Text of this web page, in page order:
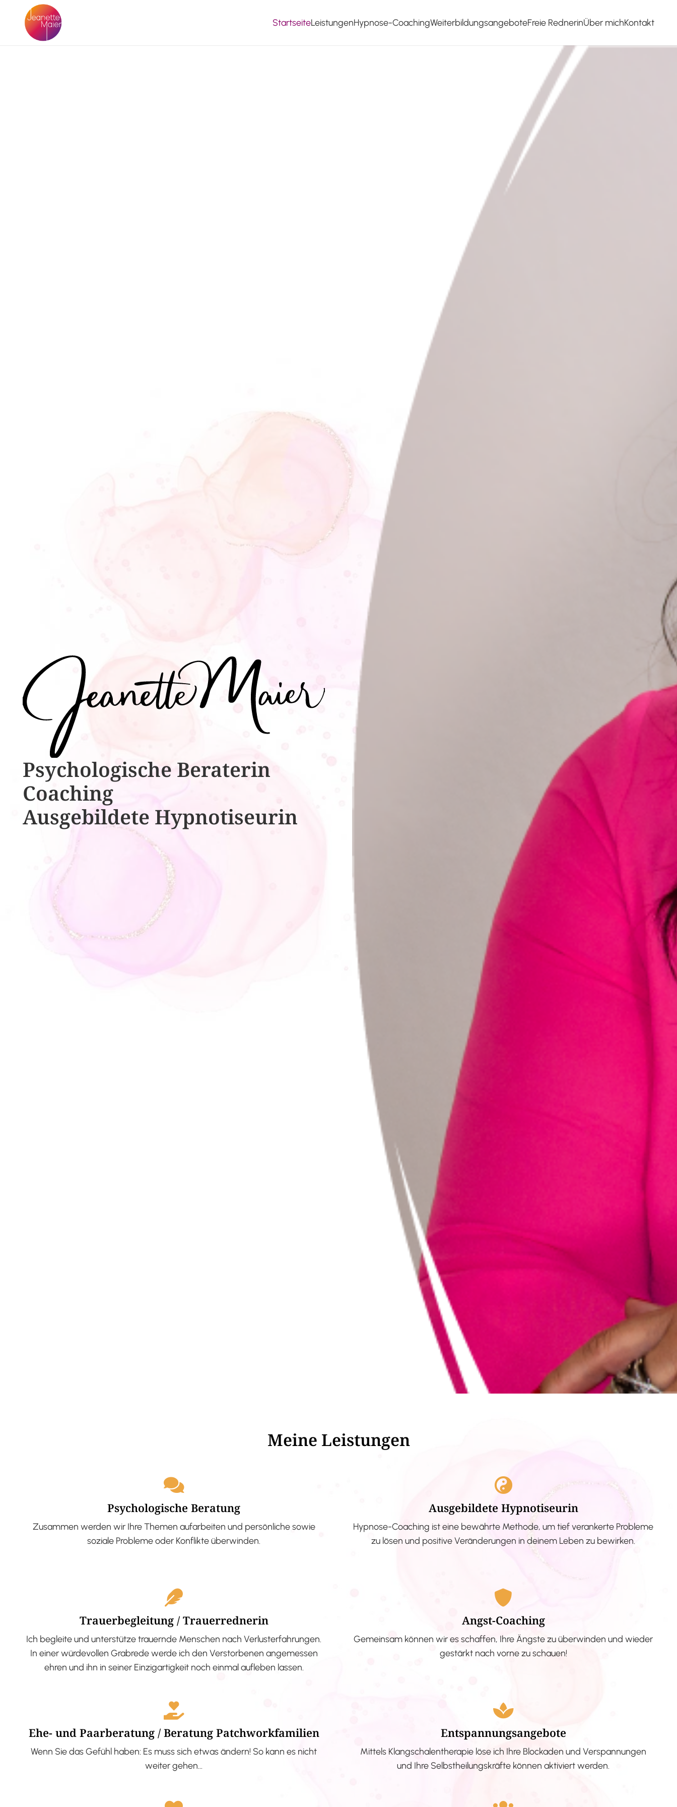
StartseiteLeistungenHypnose-CoachingWeiterbildungsangeboteFreie RednerinÜber michKontakt
Psychologische ​​Beraterin
Coaching
Ausgebildete​ ​Hypnotiseurin
Meine Leistungen
Psychologische Beratung
Zusammen werden wir Ihre Themen aufarbeiten und persönliche sowie
soziale Probleme oder Konflikte überwinden.
Ausgebildete Hypnotiseurin
Hypnose-Coaching ist eine bewährte Methode, um tief verankerte Probleme
zu lösen und positive Veränderungen in deinem Leben zu bewirken.
Trauerbegleitung / Trauerrednerin
Ich begleite und unterstütze trauernde Menschen nach Verlusterfahrungen.
In einer würdevollen Grabrede werde ich den Verstorbenen angemessen
ehren und ihn in seiner Einzigartigkeit noch einmal aufleben lassen.
Angst-Coaching
Gemeinsam können wir es schaffen, Ihre Ängste zu überwinden und wieder
gestärkt nach vorne zu schauen!
Ehe- und Paarberatung / Beratung Patchworkfamilien
Wenn Sie das Gefühl haben: Es muss sich etwas ändern! So kann es nicht
weiter gehen…
Entspannungsangebote
Mittels Klangschalentherapie löse ich Ihre Blockaden und Verspannungen
und Ihre Selbstheilungskräfte können aktiviert werden.